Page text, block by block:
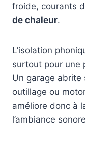
froide, courants
de chaleur.
L’isolation
surtout pour une
Un garage abrite
outillage ou
améliore donc à
l’ambiance